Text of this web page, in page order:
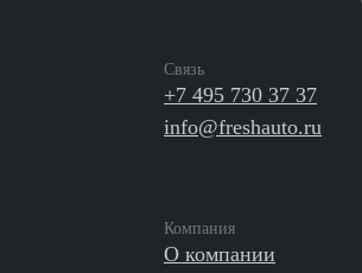
Компания
О компании
Связь
+7 495 730 37 37
info@freshauto.ru